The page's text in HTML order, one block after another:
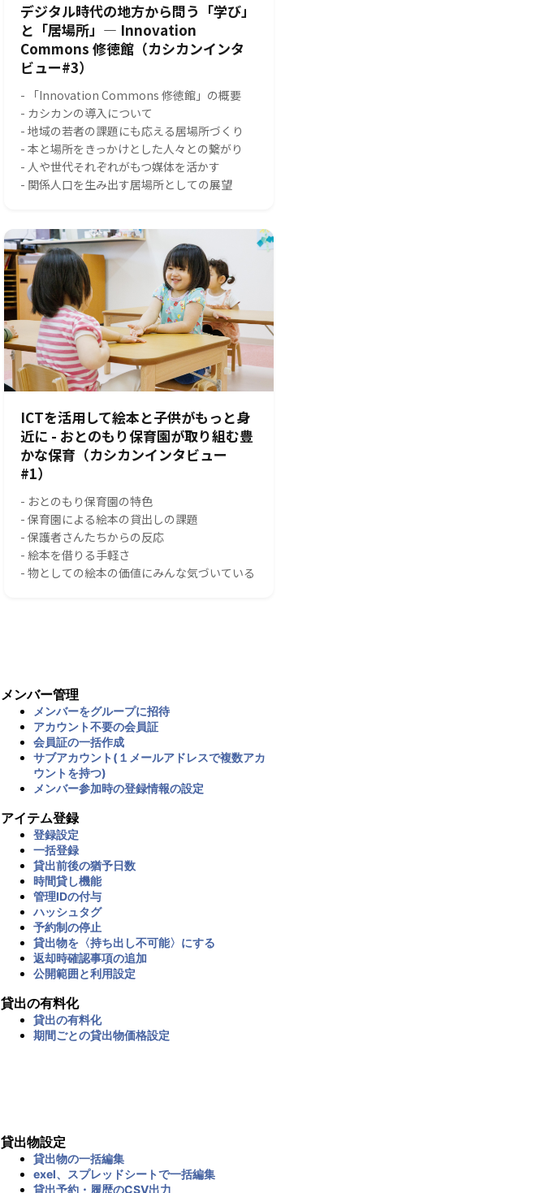
デジタル時代の地方から問う「学び」
と「居場所」― Innovation
Commons 修徳館（カシカンインタ
ビュー#3）
- 「Innovation Commons 修徳館」の概要
- カシカンの導入について
- 地域の若者の課題にも応える居場所づくり
- 本と場所をきっかけとした人々との繋がり
- 人や世代それぞれがもつ媒体を活かす
- 関係人口を生み出す居場所としての展望
ICTを活用して絵本と子供がもっと身
近に - おとのもり保育園が取り組む豊
かな保育（カシカンインタビュー
#1）
- おとのもり保育園の特色
- 保育園による絵本の貸出しの課題
- 保護者さんたちからの反応
- 絵本を借りる手軽さ
- 物としての絵本の価値にみんな気づいている
メンバー管理
メンバーをグループに招待
アカウント不要の会員証
会員証の一括作成
サブアカウント(１メールアドレスで複数アカ
ウントを持つ)
メンバー参加時の登録情報の設定
アイテム登録
登録設定
一括登録
貸出前後の猶予日数
時間貸し機能
管理IDの付与
ハッシュタグ
予約制の停止
貸出物を〈持ち出し不可能〉にする
返却時確認事項の追加
公開範囲と利用設定
貸出の有料化
貸出の有料化
期間ごとの貸出物価格設定
貸出物設定
貸出物の一括編集
exel、スプレッドシートで一括編集
貸出予約・履歴のCSV出力